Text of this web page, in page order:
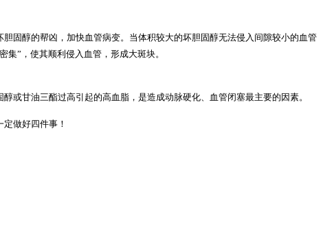
胆固醇的帮凶，加快血管病变。当体积较大的坏胆固醇无法侵入间隙较小的血管
集”，使其顺利侵入血管，形成大斑块。
或甘油三酯过高引起的高血脂，是造成动脉硬化、血管闭塞最主要的因素。
做好四件事！